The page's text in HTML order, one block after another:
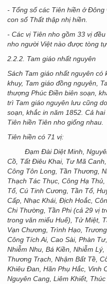
- Tổng số các Tiên hiền ở
con số Thất thập nhị hiền.
- Các vị Tiên nho gồm 33 vị
nho người Việt nào được tòng
2.2.2. Tam giáo nhất nguyên
Sách Tam giáo nhất nguyên có
khuy, Tam giáo đồng nguyên,
thượng Phúc Điền biên soạn,
trì Tam giáo nguyên lưu cũng
soạn, khắc in năm 1852. Cả
Tiên hiền Tiên nho giống nhau.
Tiên hiền có 71 vị:
Đạm Đài Diệt Minh, Nguyên
Cồ, Tất Điêu Khai, Tư Mã
Công Tôn Long, Tần Thương,
Thạch Tác Thục, Công Hạ
Tổ, Cú Tinh Cương, Tần Tổ,
Cấp, Nhạc Khái, Địch Hoắc,
Chi Thường, Tần Phi (cả 29 vị
trong văn miếu Huế), Tử Miệt,
Vạn Chương, Trình Hạo,
Công Tích Ai, Cao Sài, Phàn
Nhiễm Nhu, Bá Kiền, Nhiễm
Thương Trạch, Nhậm Bất Tề,
Khiêu Đan, Hãn Phụ Hắc, Vinh
Nguyên Cang, Liêm Khiết,